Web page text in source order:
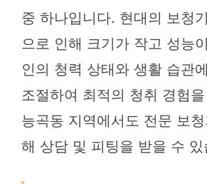
중 하나입니다. 현대의 보청
으로 인해 크기가 작고 성능
인의 청력 상태와 생활 습관
조절하여 최적의 청취 경험
능곡동 지역에서도 전문 보
해 상담 및 피팅을 받을 수 있